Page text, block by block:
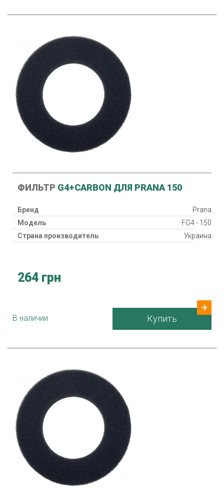
ФИЛЬТР G4+CARBON ДЛЯ PRANA 150
Бренд
Prana
Модель
FG4 - 150
Страна производитель
Украина
264 грн
В наличии Купить